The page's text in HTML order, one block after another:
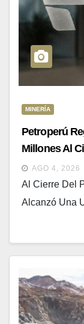
MINERÍA
Petroperú
Millones Al
AGO 4, 2026
Al Cierre Del
Alcanzó Una